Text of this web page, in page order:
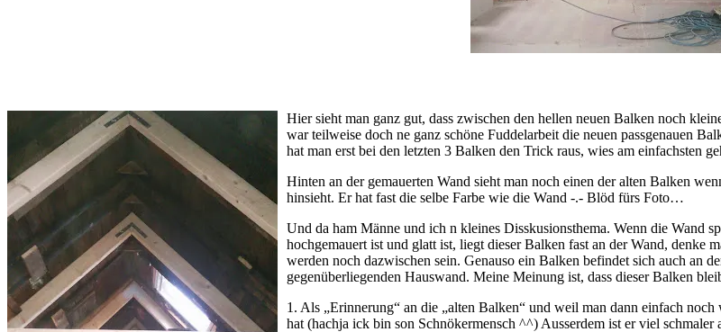
Hier sieht man ganz gut, dass zwischen den hellen neuen Balken noch
war teilweise doch ne ganz schöne Fuddelarbeit die neuen passgenauen
hat man erst bei den letzten 3 Balken den Trick raus, wies am einfachsten
Hinten an der gemauerten Wand sieht man noch einen der alten Balken
hinsieht. Er hat fast die selbe Farbe wie die Wand -.- Blöd fürs Foto…
Und da ham Männe und ich n kleines Disskusionsthema. Wenn die Wand
hochgemauert ist und glatt ist, liegt dieser Balken fast an der Wand, denke
werden noch dazwischen sein. Genauso ein Balken befindet sich auch an
gegenüberliegenden Hauswand. Meine Meinung ist, dass dieser Balken
1. Als „Erinnerung“ an die „alten Balken“ und weil man dann einfach noch
hat (hachja ick bin son Schnökermensch ^^) Ausserdem ist er viel schmaler